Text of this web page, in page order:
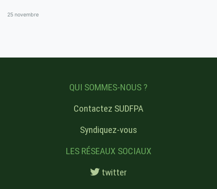
25 novembre
QUI SOMMES-NOUS ?
Contactez SUDFPA
Syndiquez-vous
LES RÉSEAUX SOCIAUX
twitter